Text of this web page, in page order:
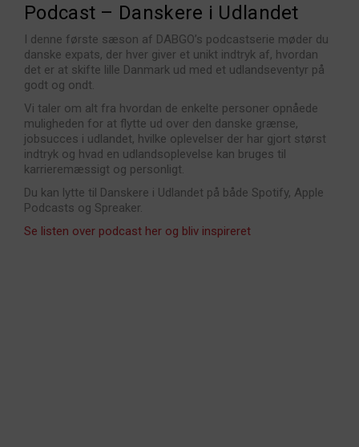
Podcast – Danskere i Udlandet
I denne første sæson af DABGO’s podcastserie møder du
danske expats, der hver giver et unikt indtryk af, hvordan
det er at skifte lille Danmark ud med et udlandseventyr på
godt og ondt.
Vi taler om alt fra hvordan de enkelte personer opnåede
muligheden for at flytte ud over den danske grænse,
jobsucces i udlandet, hvilke oplevelser der har gjort størst
indtryk og hvad en udlandsoplevelse kan bruges til
karrieremæssigt og personligt.
Du kan lytte til Danskere i Udlandet på både Spotify, Apple
Podcasts og Spreaker.
Se listen over podcast her og bliv inspireret